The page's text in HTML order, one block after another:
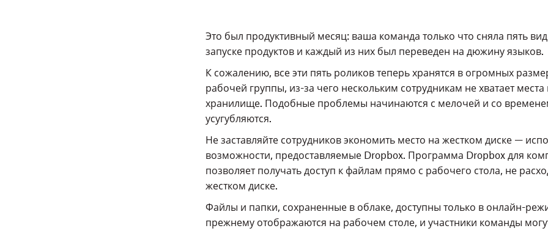
Это был продуктивный месяц: ваша команда только что сняла пять
запуске продуктов и каждый из них был переведен на дюжину языков.
К сожалению, все эти пять роликов теперь хранятся в огромных
рабочей группы, из-за чего нескольким сотрудникам не хватает
хранилище. Подобные проблемы начинаются с мелочей и со
усугубляются.
Не заставляйте сотрудников экономить место на жестком диске —
возможности, предоставляемые Dropbox. Программа Dropbox для
позволяет получать доступ к файлам прямо с рабочего стола, не
жестком диске.
Файлы и папки, сохраненные в облаке, доступны только в онлайн-
прежнему отображаются на рабочем столе, и участники команды